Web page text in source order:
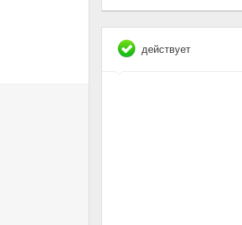
действует